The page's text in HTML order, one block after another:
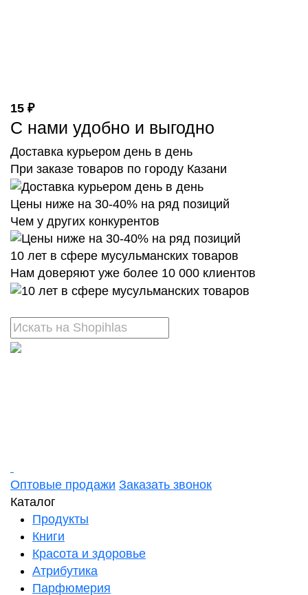
15 ₽
С нами удобно и выгодно
Доставка курьером день в день
При заказе товаров по городу Казани
Цены ниже на 30-40% на ряд позиций
Чем у других конкурентов
10 лет в сфере мусульманских товаров
Нам доверяют уже более 10 000 клиентов
Оптовые продажи Заказать звонок
Каталог
Продукты
Книги
Красота и здоровье
Атрибутика
Парфюмерия